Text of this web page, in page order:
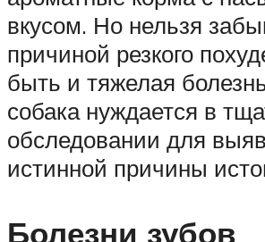
вкусом. Но нельзя
причиной резкого
быть и тяжелая
собака нуждается в
обследовании для
истинной причины
Болезни зубов